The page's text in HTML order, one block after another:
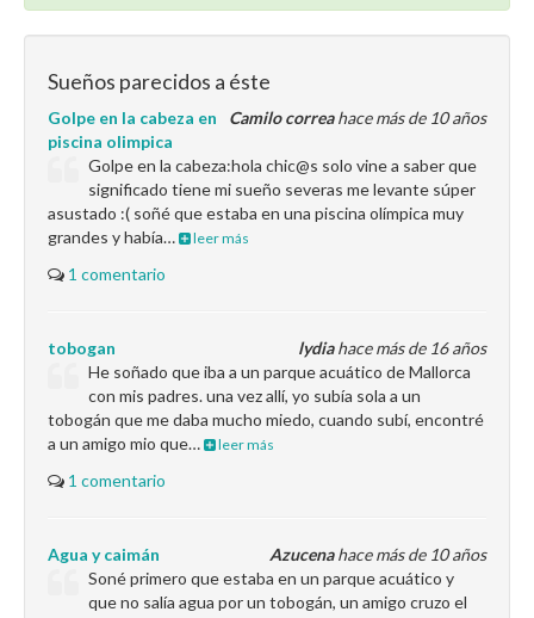
Sueños parecidos a éste
Camilo correahace más de 10 años
Golpe en la cabeza en
piscina olimpica
Golpe en la cabeza:hola chic@s solo vine a saber que
significado tiene mi sueño severas me levante súper
asustado :( soñé que estaba en una piscina olímpica muy
grandes y había…
leer más
1 comentario
lydiahace más de 16 años
tobogan
He soñado que iba a un parque acuático de Mallorca
con mis padres. una vez allí, yo subía sola a un
tobogán que me daba mucho miedo, cuando subí, encontré
a un amigo mio que…
leer más
1 comentario
Azucenahace más de 10 años
Agua y caimán
Soné primero que estaba en un parque acuático y
que no salía agua por un tobogán, un amigo cruzo el